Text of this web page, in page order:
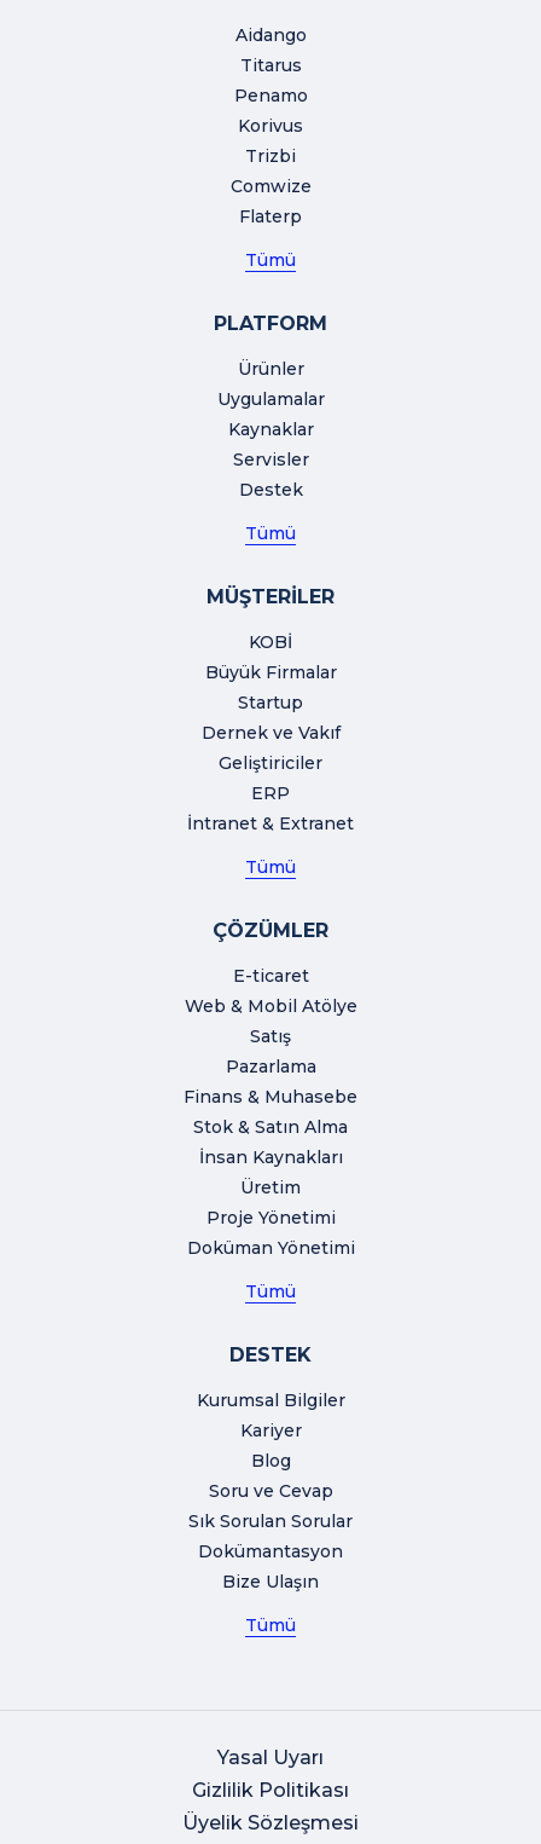
Aidango
Titarus
Penamo
Korivus
Trizbi
Comwize
Flaterp
Tümü
PLATFORM
Ürünler
Uygulamalar
Kaynaklar
Servisler
Destek
Tümü
MÜŞTERİLER
KOBİ
Büyük Firmalar
Startup
Dernek ve Vakıf
Geliştiriciler
ERP
İntranet & Extranet
Tümü
ÇÖZÜMLER
E-ticaret
Web & Mobil Atölye
Satış
Pazarlama
Finans & Muhasebe
Stok & Satın Alma
İnsan Kaynakları
Üretim
Proje Yönetimi
Doküman Yönetimi
Tümü
DESTEK
Kurumsal Bilgiler
Kariyer
Blog
Soru ve Cevap
Sık Sorulan Sorular
Dokümantasyon
Bize Ulaşın
Tümü
Yasal Uyarı
Gizlilik Politikası
Üyelik Sözleşmesi